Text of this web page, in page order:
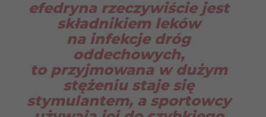
efedryna rzeczywiście jest
składnikiem leków
na infekcje dróg
oddechowych,
to przyjmowana w dużym
stężeniu staje się
stymulantem, a sportowcy